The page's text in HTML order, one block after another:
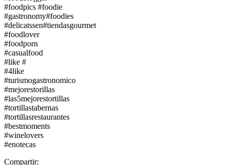
#foodpics #foodie
#gastronomy#foodies
#delicatssen#tiendasgourmet
#foodlover
#foodporn
#casualfood
#like #
#4like
#turismogastronomico
#mejorestorillas
#las5mejorestortillas
#tortillastabernas
#tortillasrestaurantes
#bestmoments
#winelovers
#enotecas
Compartir: